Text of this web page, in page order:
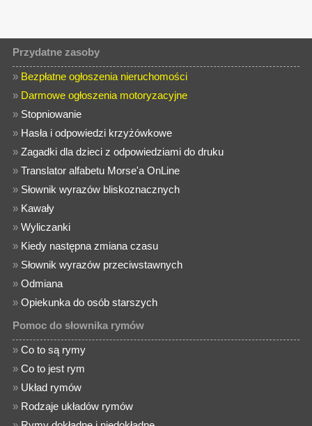
Przydatne zasoby
» Bezpłatne ogłoszenia nieruchomości
» Darmowe ogłoszenia motoryzacyjne
» Stopniowanie
» Hasła i odpowiedzi krzyżówkowe
»Zagadki dla dzieci z odpowiedziami do druku
»Translator alfabetu Morse'a OnLine
» Słownik wyrazów bliskoznacznych
» Kawały
»Wyliczanki
» Kiedy następna zmiana czasu
» Słownik wyrazów przeciwstawnych
»Odmiana
»Opiekunka do osób starszych
Pomoc do słownika rymów
»Co to są rymy
»Co to jest rym
» Układ rymów
» Rodzaje układów rymów